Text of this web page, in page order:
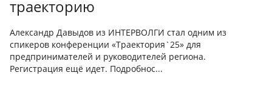
траекторию
Александр Давыдов из ИНТЕРВОЛГИ стал одним из
спикеров конференции «Траектория`25» для
предпринимателей и руководителей региона.
Регистрация ещё идет. Подробнос...